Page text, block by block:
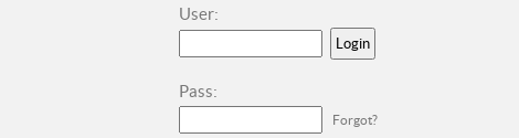
User:
Pass:
Forgot?